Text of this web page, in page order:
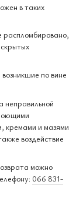
в таких
распломбировано,
по вине
неправильной
кремами и мазями
воздействие
можно
066 831-